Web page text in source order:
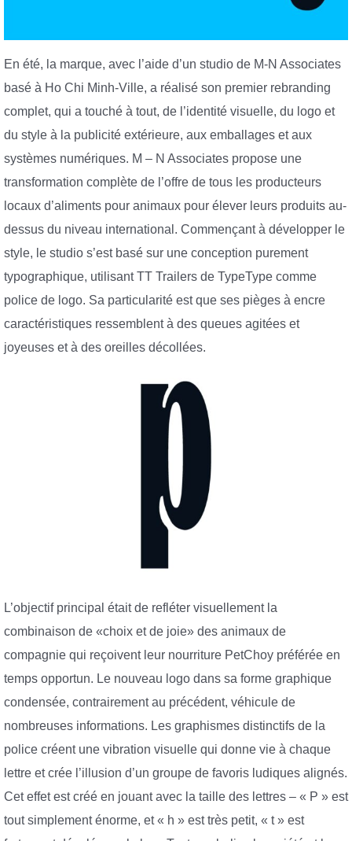
En été, la marque, avec l’aide d’un studio de M-N Associates
basé à Ho Chi Minh-Ville, a réalisé son premier rebranding
complet, qui a touché à tout, de l’identité visuelle, du logo et
du style à la publicité extérieure, aux emballages et aux
systèmes numériques. M – N Associates propose une
transformation complète de l’offre de tous les producteurs
locaux d’aliments pour animaux pour élever leurs produits au-
dessus du niveau international. Commençant à développer le
style, le studio s’est basé sur une conception purement
typographique, utilisant TT Trailers de TypeType comme
police de logo. Sa particularité est que ses pièges à encre
caractéristiques ressemblent à des queues agitées et
joyeuses et à des oreilles décollées.
L’objectif principal était de refléter visuellement la
combinaison de «choix et de joie» des animaux de
compagnie qui reçoivent leur nourriture PetChoy préférée en
temps opportun. Le nouveau logo dans sa forme graphique
condensée, contrairement au précédent, véhicule de
nombreuses informations. Les graphismes distinctifs de la
police créent une vibration visuelle qui donne vie à chaque
lettre et crée l’illusion d’un groupe de favoris ludiques alignés.
Cet effet est créé en jouant avec la taille des lettres – « P » est
tout simplement énorme, et « h » est très petit, « t » est